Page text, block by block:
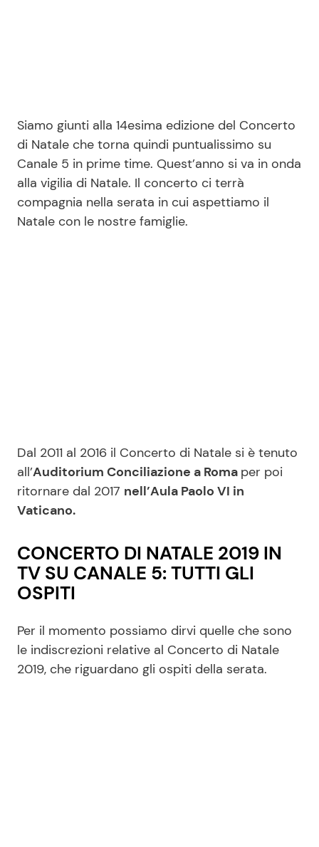
Contattaci
Pubblicità
Privacy Policy
Siamo giunti alla 14esima edizione del Concerto
di Natale che torna quindi puntualissimo su
Canale 5 in prime time. Quest’anno si va in onda
alla vigilia di Natale. Il concerto ci terrà
compagnia nella serata in cui aspettiamo il
Natale con le nostre famiglie.
Dal 2011 al 2016 il Concerto di Natale si è tenuto
all’Auditorium Conciliazione a Roma per poi
ritornare dal 2017 nell’Aula Paolo VI in
Vaticano.
CONCERTO DI NATALE 2019 IN
TV SU CANALE 5: TUTTI GLI
OSPITI
Per il momento possiamo dirvi quelle che sono
le indiscrezioni relative al Concerto di Natale
2019, che riguardano gli ospiti della serata.